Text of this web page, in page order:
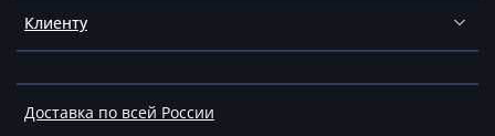
Клиенту
Доставка по всей России